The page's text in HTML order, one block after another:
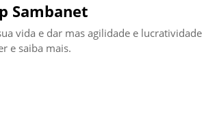
Sambanet
vida e dar mas agilidade e lucratividade
e saiba mais.